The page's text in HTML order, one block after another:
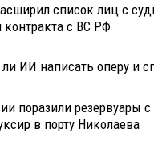
список лиц с
контракта с ВС РФ
ИИ написать оперу и
поразили резервуары
в порту Николаева